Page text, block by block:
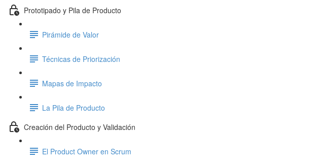
Prototipado y Pila de Producto
Pirámide de Valor
Técnicas de Priorización
Mapas de Impacto
La Pila de Producto
Creación del Producto y Validación
El Product Owner en Scrum